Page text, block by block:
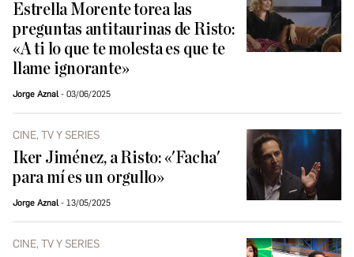
Estrella Morente torea las
preguntas antitaurinas de Risto:
«A ti lo que te molesta es que te
llame ignorante»
Jorge Aznal 03/06/2025
CINE, TV Y SERIES
Iker Jiménez, a Risto: «'Facha'
para mí es un orgullo»
Jorge Aznal 13/05/2025
CINE, TV Y SERIES